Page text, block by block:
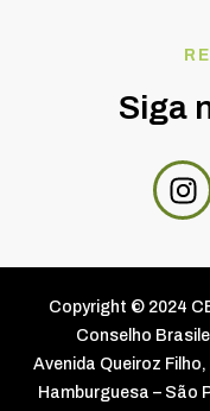
Siga
Copyright © 2024
Conselho
Avenida Queiroz
Hamburguesa – São